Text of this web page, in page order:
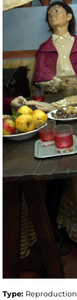
Type: Reproduction